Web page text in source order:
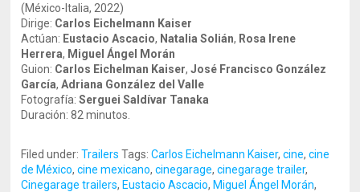
(México-Italia, 2022)
Dirige: Carlos Eichelmann Kaiser
Actúan: Eustacio Ascacio, Natalia Solián, Rosa Irene
Herrera, Miguel Ángel Morán
Guion: Carlos Eichelman Kaiser,José Francisco González
García,Adriana González del Valle
Fotografía:Serguei Saldívar Tanaka
Duración: 82 minutos.
Filed under:Trailers Tags:Carlos Eichelmann Kaiser,cine,cine
de México,cine mexicano,cinegarage,cinegarage trailer,
Cinegarage trailers, Eustacio Ascacio, Miguel Ángel Morán,